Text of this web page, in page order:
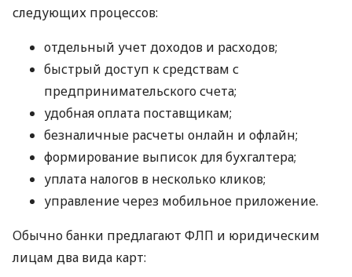
следующих процессов:
отдельный учет доходов и расходов;
быстрый доступ к средствам с
предпринимательского счета;
удобная оплата поставщикам;
безналичные расчеты онлайн и офлайн;
формирование выписок для бухгалтера;
уплата налогов в несколько кликов;
управление через мобильное приложение.
Обычно банки предлагают ФЛП и юридическим
лицам два вида карт: